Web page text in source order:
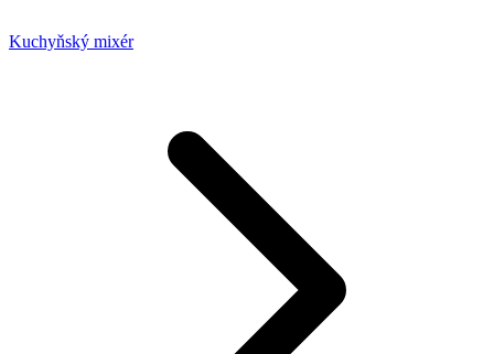
Kuchyňský mixér